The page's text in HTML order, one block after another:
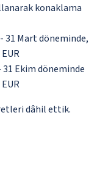
konaklama
31 Mart döneminde,
31 Ekim döneminde
dâhil ettik.